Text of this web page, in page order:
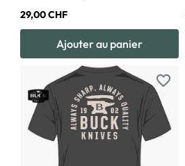
29,00 CHF
Ajouter au panier
favorite_border